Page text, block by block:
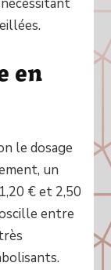
en
le dosage
un
€ et 2,50
entre